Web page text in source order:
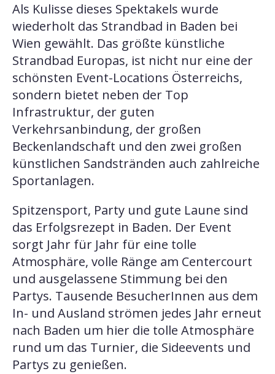
Als Kulisse dieses Spektakels wurde
wiederholt das Strandbad in Baden bei
Wien gewählt. Das größte künstliche
Strandbad Europas, ist nicht nur eine der
schönsten Event-Locations Österreichs,
sondern bietet neben der Top
Infrastruktur, der guten
Verkehrsanbindung, der großen
Beckenlandschaft und den zwei großen
künstlichen Sandstränden auch zahlreiche
Sportanlagen.
Spitzensport, Party und gute Laune sind
das Erfolgsrezept in Baden. Der Event
sorgt Jahr für Jahr für eine tolle
Atmosphäre, volle Ränge am Centercourt
und ausgelassene Stimmung bei den
Partys. Tausende BesucherInnen aus dem
In- und Ausland strömen jedes Jahr erneut
nach Baden um hier die tolle Atmosphäre
rund um das Turnier, die Sideevents und
Partys zu genießen.